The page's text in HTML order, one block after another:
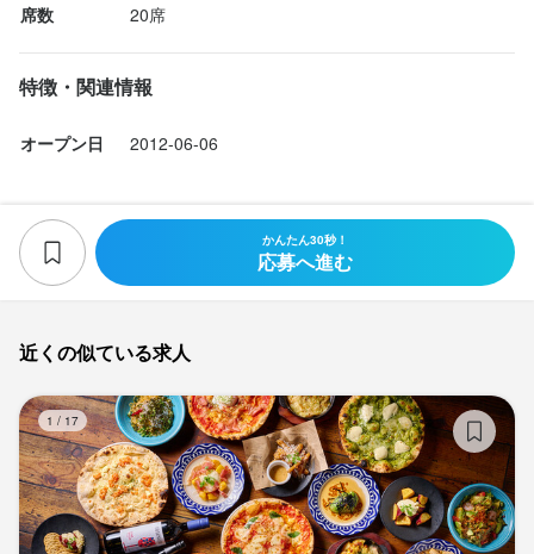
席数 20席
特徴・関連情報
オープン日 2012-06-06
かんたん30秒！
応募へ進む
近くの似ている求人
1 / 17